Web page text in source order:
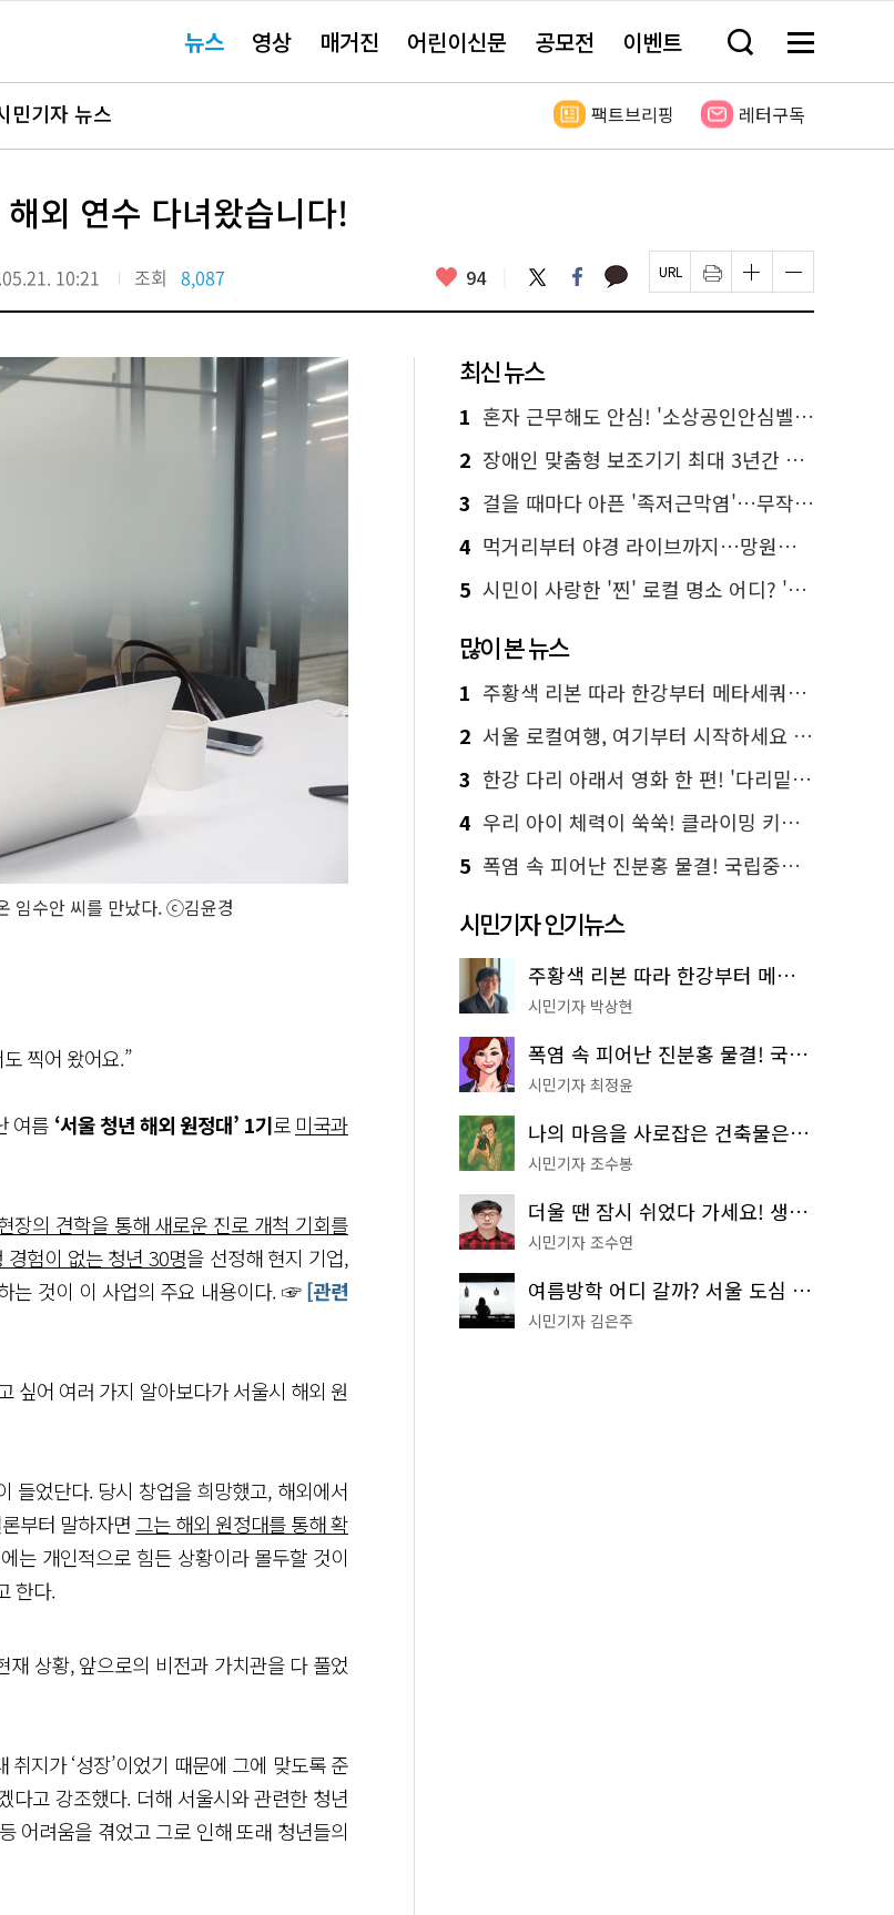
요뉴스 영상 매거진 어린이신문 공모전 이벤트 검
창
기
메
전
보
민기자 뉴스 팩트브리핑 레터구독
외 연수 다녀왔습니다!
10:21 조회 8,087 좋
요
94 트
위
터
페
이
스
카
카 페
이
지
인
쇄
하
글
자
크
하
기
글
자
크
하
기
임수안 씨를 만났다. ⓒ김윤경
찍어 왔어요.”
여름 ‘서울 청년 해외 원정대’ 1기로 미국과
장의 견학을 통해 새로운 진로 개척 기회를
경험이 없는 청년 30명을 선정해 현지 기업,
는 것이 이 사업의 주요 내용이다. ☞[관련
싶어 여러 가지 알아보다가 서울시 해외 원
들었단다. 당시 창업을 희망했고, 해외에서
부터 말하자면 그는 해외 원정대를 통해 확
는 개인적으로 힘든 상황이라 몰두할 것이
한다.
상황, 앞으로의 비전과 가치관을 다 풀었
취지가 ‘성장’이었기 때문에 그에 맞도록 준
다고 강조했다. 더해 서울시와 관련한 청년
어려움을 겪었고 그로 인해 또래 청년들의
최신 뉴스
1 혼자 근무해도 안심! '소상공인안심벨' 신청하세요
2 장애인 맞춤형 보조기기 최대 3년간 무상 대여…삶의 질 높인다
3 걸을 때마다 아픈 '족저근막염'…무작정 참지 말고 '이것' 해보세요!
4 먹거리부터 야경 라이브까지…망원한강공원 알짜 코스
5 시민이 사랑한 '찐' 로컬 명소 어디? '서울에디션25' 추천 코스
많이 본 뉴스
1 주황색 리본 따라 한강부터 메타세쿼이아 숲길까지…서울둘레길 15코스
2 서울 로컬여행, 여기부터 시작하세요 '서울에디션25'
3 한강 다리 아래서 영화 한 편! '다리밑 영화관' 무료 상영
4 우리 아이 체력이 쑥쑥! 클라이밍 키즈카페·어린이 체력장
5 폭염 속 피어난 진분홍 물결! 국립중앙박물관 배롱나무 명소
시민기자 인기뉴스
주황색 리본 따라 한강부터 메타세쿼이아 숲길까지…서울둘레길 15코스
시민기자 박상현
폭염 속 피어난 진분홍 물결! 국립중앙박물관 배롱나무 명소
시민기자 최정윤
나의 마음을 사로잡은 건축물은? '서울시 건축상' 수상작 공개!
시민기자 조수봉
더울 땐 잠시 쉬었다 가세요! 생수 냉장고부터 해피소·무더위쉼터까지
시민기자 조수연
여름방학 어디 갈까? 서울 도심 무료 실내 여행 코스 추천
시민기자 김은주